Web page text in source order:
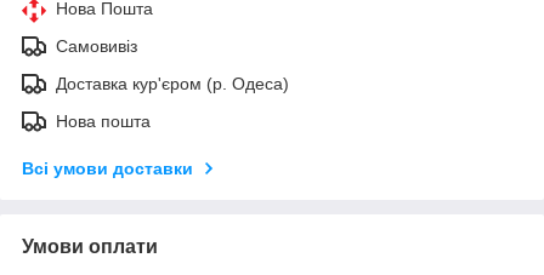
Нова Пошта
Самовивіз
Доставка кур'єром (р. Одеса)
Нова пошта
Всі умови доставки
Умови оплати